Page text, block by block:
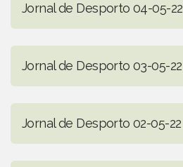
Jornal de Desporto 04-05-22
Jornal de Desporto 03-05-22
Jornal de Desporto 02-05-22